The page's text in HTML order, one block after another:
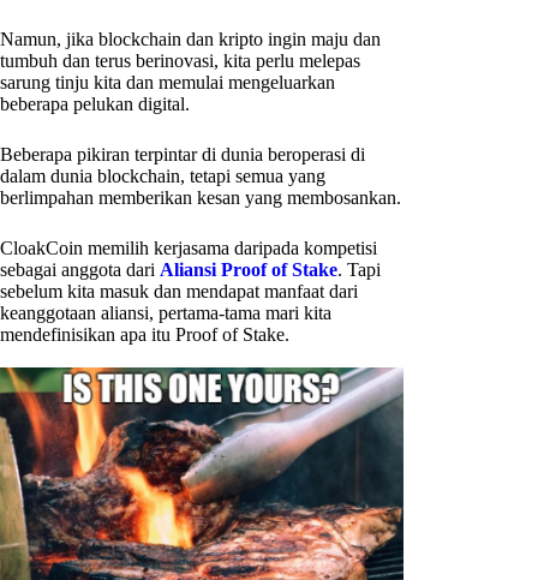
Namun, jika blockchain dan kripto ingin maju dan
tumbuh dan terus berinovasi, kita perlu melepas
sarung tinju kita dan memulai mengeluarkan
beberapa pelukan digital.
Beberapa pikiran terpintar di dunia beroperasi di
dalam dunia blockchain, tetapi semua yang
berlimpahan memberikan kesan yang membosankan.
CloakCoin memilih kerjasama daripada kompetisi
sebagai anggota dari Aliansi Proof of Stake. Tapi
sebelum kita masuk dan mendapat manfaat dari
keanggotaan aliansi, pertama-tama mari kita
mendefinisikan apa itu Proof of Stake.